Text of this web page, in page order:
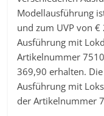
Modellausführung
und zum UVP von
Ausführung mit
Artikelnummer
369,90 erhalten.
Ausführung mit
der Artikelnummer